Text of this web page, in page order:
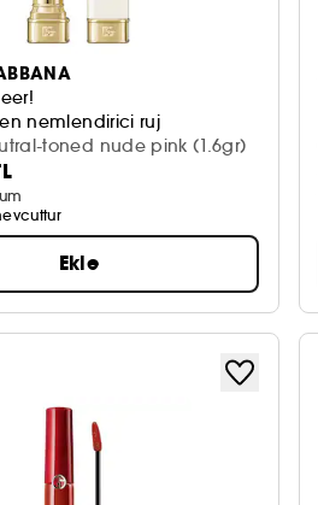
nemlendirici ruj
toned nude pink (1.6gr)
Ekle